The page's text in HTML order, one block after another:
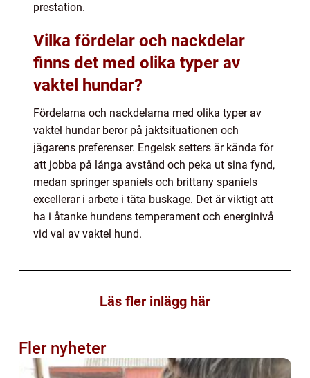
prestation.
Vilka fördelar och nackdelar
finns det med olika typer av
vaktel hundar?
Fördelarna och nackdelarna med olika typer av
vaktel hundar beror på jaktsituationen och
jägarens preferenser. Engelsk setters är kända för
att jobba på långa avstånd och peka ut sina fynd,
medan springer spaniels och brittany spaniels
excellerar i arbete i täta buskage. Det är viktigt att
ha i åtanke hundens temperament och energinivå
vid val av vaktel hund.
Läs fler inlägg här
Fler nyheter